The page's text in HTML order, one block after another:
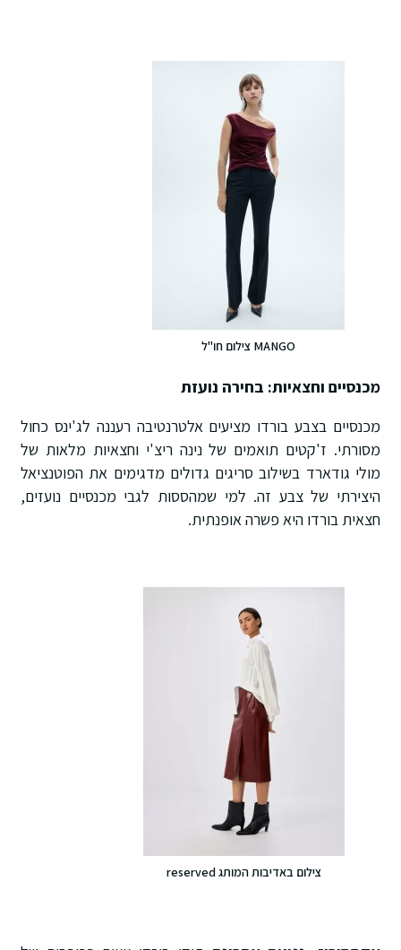
MANGO צילום חו"ל
מכנסיים וחצאיות: בחירה נועזת
מכנסיים בצבע בורדו מציעים אלטרנטיבה רעננה לג'ינס כחול
מסורתי. ז'קטים תואמים של נינה ריצ'י וחצאיות מלאות של
מולי גודארד בשילוב סריגים גדולים מדגימים את הפוטנציאל
היצירתי של צבע זה. למי שמהססות לגבי מכנסיים נועזים,
חצאית בורדו היא פשרה אופנתית.
צילום באדיבות המותג reserved